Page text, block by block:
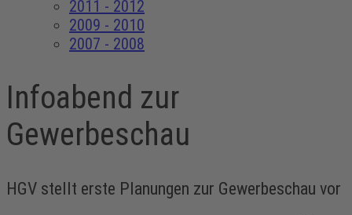
2011 - 2012
2009 - 2010
2007 - 2008
Infoabend zur
Gewerbeschau
HGV stellt erste Planungen zur Gewerbeschau vor